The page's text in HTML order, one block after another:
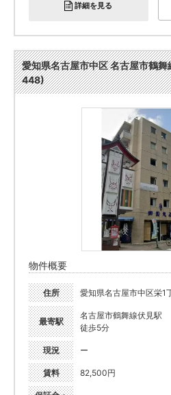
詳細を見る
愛知県名古屋市中区 名古屋市鶴
448)
物件概要
住所 愛知県名古屋市中区栄1
最寄駅
名古屋市鶴舞線伏見駅
徒歩5分
現況 ー
賃料 82,500円